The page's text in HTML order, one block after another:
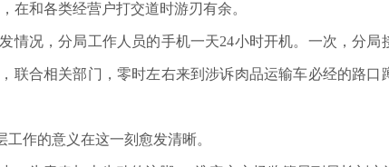
在和各类经营户打交道时游刃有余。
况，分局工作人员的手机一天24小时开机。一次，分局
合相关部门，零时左右来到涉诉肉品运输车必经的路口
作的意义在这一刻愈发清晰。